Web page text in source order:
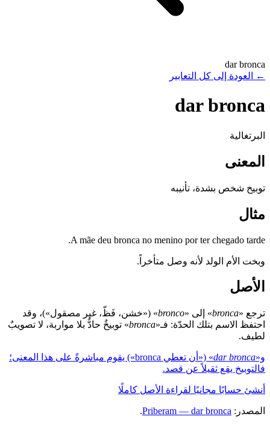
dar bronca
←
العودة إلى كل التعابير
dar bronca
البرتغالية
المعنى
توبيخ شخص بشدة، تأنيبه
مثال
A mãe deu bronca no menino por ter chegado tarde.
وبخت الأم الولد لأنه وصل متأخراً.
الأصل
ترجع «bronca» إلى «bronco» («خشن، فَظّ، غير مصقول»)، وقد
احتفظ الاسم بتلك الحدّة: فـ«bronca» توبيخٌ حادٌّ بلا مواربة، لا تصويبٌ
لطيف.
و«dar bronca
» («أن تعطي bronca») يقوم مباشرةً على هذا المعنى؛
فالتوبيخ يقع ثقيلاً عن قصد.
أنشئ حسابًا مجانيًا لقراءة الأصل كاملًا
المصدر: Priberam — dar bronca
.